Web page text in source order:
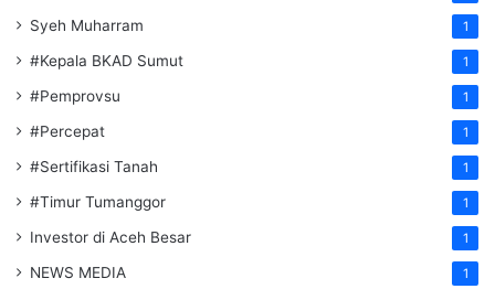
Syeh Muharram 1
#Kepala BKAD Sumut 1
#Pemprovsu 1
#Percepat 1
#Sertifikasi Tanah 1
#Timur Tumanggor 1
Investor di Aceh Besar 1
NEWS MEDIA 1